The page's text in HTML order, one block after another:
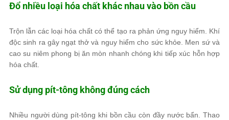
Đổ nhiều loại hóa chất khác nhau vào bồn cầu
Trộn lẫn các loại hóa chất có thể tạo ra phản ứng nguy hiểm. Khí
độc sinh ra gây ngạt thở và nguy hiểm cho sức khỏe. Men sứ và
cao su niêm phong bị ăn mòn nhanh chóng khi tiếp xúc hỗn hợp
hóa chất.
Sử dụng pít-tông không đúng cách
Nhiều người dùng pít-tông khi bồn cầu còn đầy nước bẩn. Thao